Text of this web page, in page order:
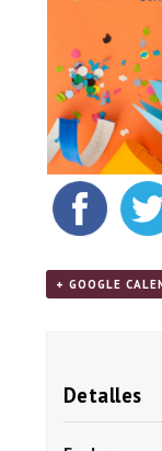
+ GOOGLE
Detalles